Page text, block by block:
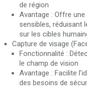
de région
Avantage : Offre
sensibles, réduisant
sur les cibles
Capture de visage
Fonctionnalité :
le champ de vision
Avantage : Facilite
des besoins de